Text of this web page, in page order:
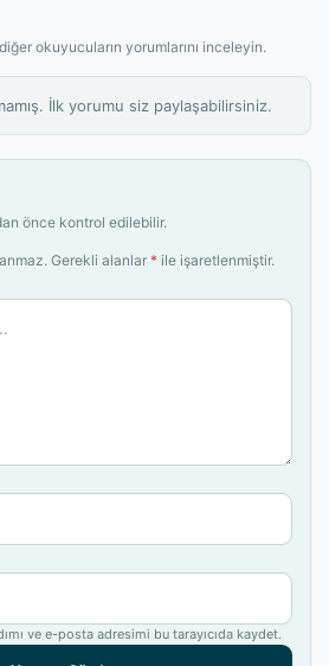
okuyucuların yorumlarını inceleyin.
İlk yorumu siz paylaşabilirsiniz.
önce kontrol edilebilir.
Gerekli alanlar * ile işaretlenmiştir.
ve e-posta adresimi bu tarayıcıda kaydet.